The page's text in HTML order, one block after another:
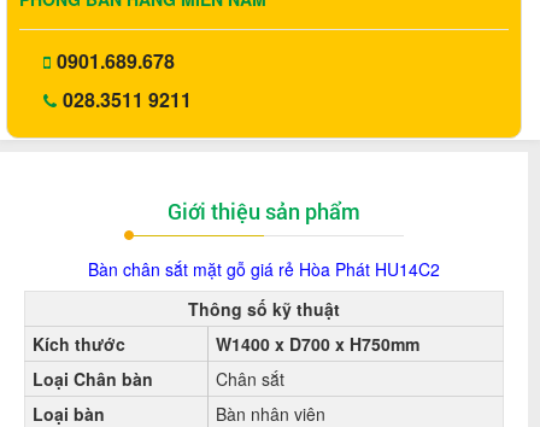
0901.689.678
028.3511 9211
Giới thiệu sản phẩm
Bàn chân sắt mặt gỗ giá rẻ Hòa Phát HU14C2
Thông số kỹ thuật
Kích thước
W1400 x D700 x H750mm
Loại Chân bàn
Chân sắt
Loại bàn
Bàn nhân viên